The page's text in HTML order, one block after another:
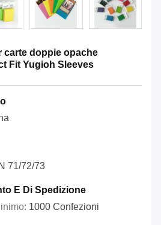
carte doppie opache
Fit Yugioh Sleeves
71/72/73
E Di Spedizione
1000 Confezioni